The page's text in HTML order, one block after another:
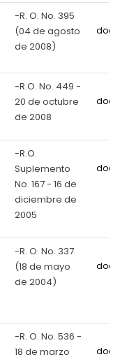
-R. O. No. 395
(04 de agosto
de 2008)
-R.O. No. 449 -
20 de octubre
de 2008
-R.O.
Suplemento
No. 167 - 16 de
diciembre de
2005
-R. O. No. 337
(18 de mayo
de 2004)
-R. O. No. 536 -
18 de marzo